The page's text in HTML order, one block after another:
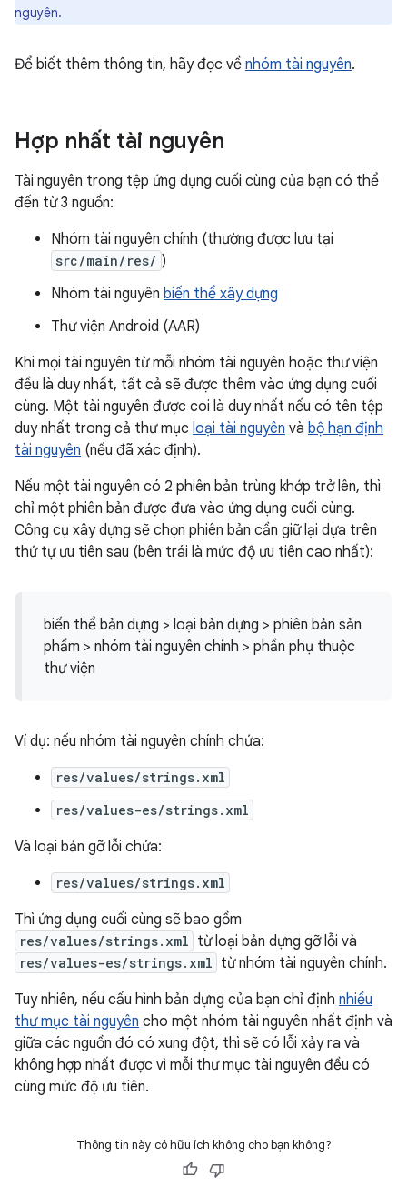
nguyên.
Để biết thêm thông tin, hãy đọc về nhóm tài nguyên.
Hợp nhất tài nguyên
Tài nguyên trong tệp ứng dụng cuối cùng của bạn có thể
đến từ 3 nguồn:
Nhóm tài nguyên chính (thường được lưu tại
src/main/res/ )
Nhóm tài nguyên biến thể xây dựng
Thư viện Android (AAR)
Khi mọi tài nguyên từ mỗi nhóm tài nguyên hoặc thư viện
đều là duy nhất, tất cả sẽ được thêm vào ứng dụng cuối
cùng. Một tài nguyên được coi là duy nhất nếu có tên tệp
duy nhất trong cả thư mục loại tài nguyên và bộ hạn định
tài nguyên (nếu đã xác định).
Nếu một tài nguyên có 2 phiên bản trùng khớp trở lên, thì
chỉ một phiên bản được đưa vào ứng dụng cuối cùng.
Công cụ xây dựng sẽ chọn phiên bản cần giữ lại dựa trên
thứ tự ưu tiên sau (bên trái là mức độ ưu tiên cao nhất):
biến thể bản dựng > loại bản dựng > phiên bản sản
phẩm > nhóm tài nguyên chính > phần phụ thuộc
thư viện
Ví dụ: nếu nhóm tài nguyên chính chứa:
res/values/strings.xml
res/values-es/strings.xml
Và loại bản gỡ lỗi chứa:
res/values/strings.xml
Thì ứng dụng cuối cùng sẽ bao gồm
res/values/strings.xml từ loại bản dựng gỡ lỗi và
res/values-es/strings.xml từ nhóm tài nguyên chính.
Tuy nhiên, nếu cấu hình bản dựng của bạn chỉ định nhiều
thư mục tài nguyên cho một nhóm tài nguyên nhất định và
giữa các nguồn đó có xung đột, thì sẽ có lỗi xảy ra và
không hợp nhất được vì mỗi thư mục tài nguyên đều có
cùng mức độ ưu tiên.
Thông tin này có hữu ích không cho bạn không?